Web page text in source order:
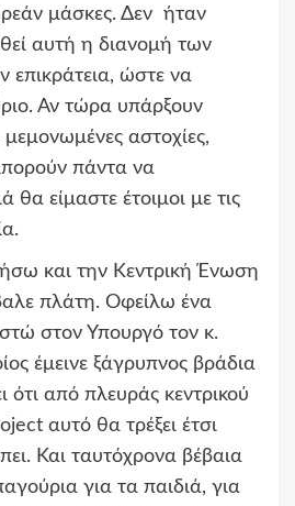
μάσκες. Δεν ήταν
αυτή η διανομή των
ώστε να
Αν τώρα υπάρξουν
μεμονωμένες αστοχίες,
πάντα να
θα είμαστε έτοιμοι με τις
.
και την Κεντρική Ένωση
πλάτη. Οφείλω ένα
στον Υπουργό τον κ.
έμεινε ξάγρυπνος βράδια
ότι από πλευράς κεντρικού
αυτό θα τρέξει έτσι
Και ταυτόχρονα βέβαια
για τα παιδιά, για